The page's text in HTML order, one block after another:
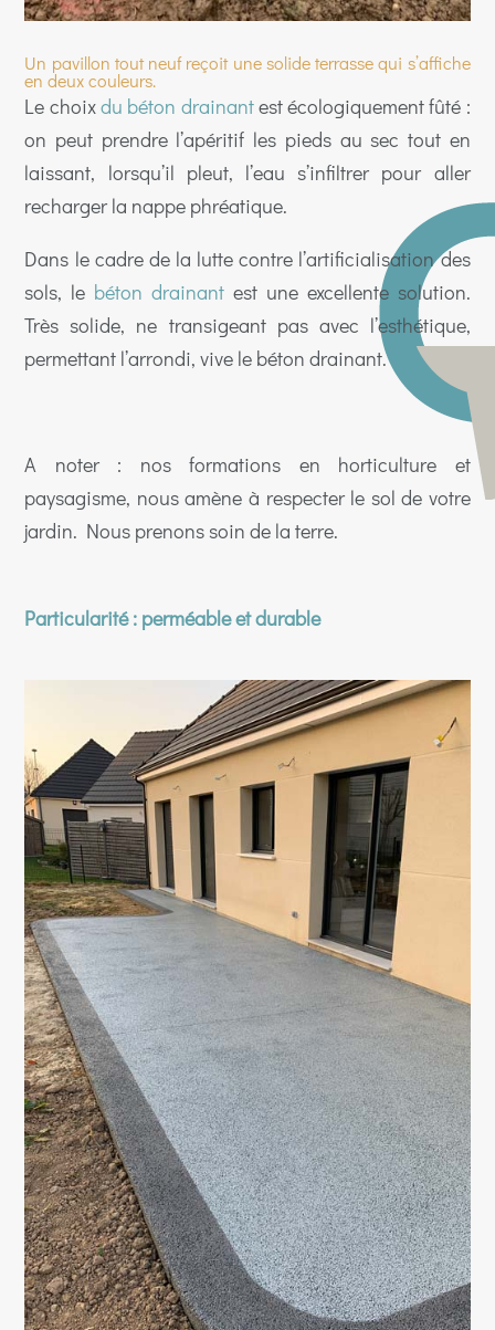
Un pavillon tout neuf reçoit une solide terrasse qui s’affiche
en deux couleurs.
Le choixdu béton drainantest écologiquement fûté :
on peut prendre l’apéritif les pieds au sec tout en
laissant, lorsqu’il pleut, l’eau s’infiltrer pour aller
recharger la nappe phréatique.
Dans le cadre de la lutte contre l’artificialisation des
sols, le béton drainant est une excellente solution.
Très solide, ne transigeant pas avec l’esthétique,
permettant l’arrondi, vive le béton drainant.
A noter : nos formations en horticulture et
paysagisme, nous amène à respecter le sol de votre
jardin. Nous prenons soin de la terre.
Particularité : perméable et durable